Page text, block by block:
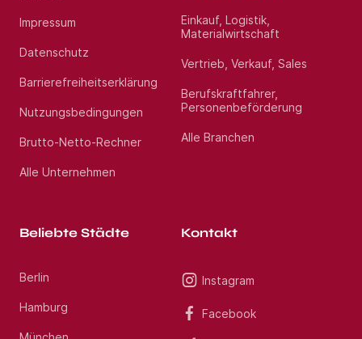
Impressum
Datenschutz
Barrierefreiheitserklärung
Nutzungsbedingungen
Brutto-Netto-Rechner
Alle Unternehmen
Einkauf, Logistik,
Materialwirtschaft
Vertrieb, Verkauf, Sales
Berufskraftfahrer,
Personenbeförderung
Alle Branchen
Beliebte Städte
Berlin
Hamburg
Kontakt
Instagram
Facebook